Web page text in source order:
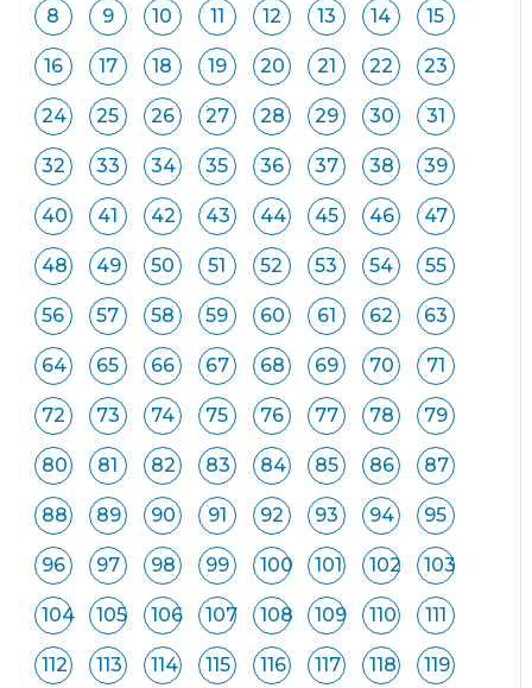
8 9 10 11 12 13 14 15
16 17 18 19 20 21 22 23
24 25 26 27 28 29 30 31
32 33 34 35 36 37 38 39
40 41 42 43 44 45 46 47
48 49 50 51 52 53 54 55
56 57 58 59 60 61 62 63
64 65 66 67 68 69 70 71
72 73 74 75 76 77 78 79
80 81 82 83 84 85 86 87
88 89 90 91 92 93 94 95
96 97 98 99 100 101 102 103
104 105 106 107 108 109 110 111
112 113 114 115 116 117 118 119